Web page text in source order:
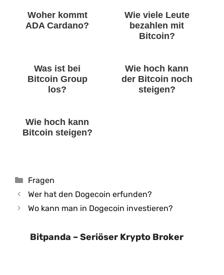
Woher kommt
ADA Cardano?
Wie viele Leute
bezahlen mit
Bitcoin?
Was ist bei
Bitcoin Group
los?
Wie hoch kann
der Bitcoin noch
steigen?
Wie hoch kann
Bitcoin steigen?
Kategorien
Fragen
Wer hat den Dogecoin erfunden?
Wo kann man in Dogecoin investieren?
Bitpanda – Seriöser Krypto Broker